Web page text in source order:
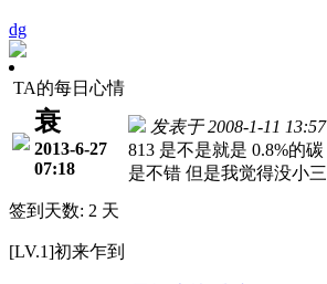
dg
TA的每日心情
衰
2013-6-27
07:18
签到天数: 2 天
[LV.1]初来乍到
发表于 2008-1-11 13:57
813 是不是就是 0.8%的
是不错 但是我觉得没小